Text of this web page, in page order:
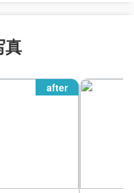
真
after